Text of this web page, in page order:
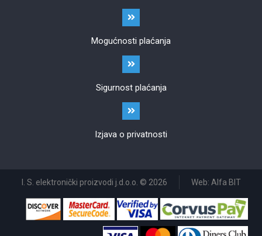
Mogućnosti plaćanja
Sigurnost plaćanja
Izjava o privatnosti
I. S. elektronički proizvodi j.d.o.o. © 2026 Web: Alfa BIT